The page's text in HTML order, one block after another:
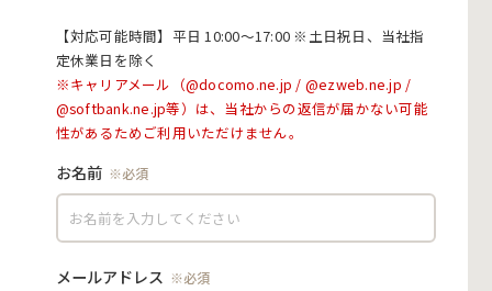
【対応可能時間】平日 10:00〜17:00 ※土日祝日、当社指
定休業日を除く
お名前
メールアドレス